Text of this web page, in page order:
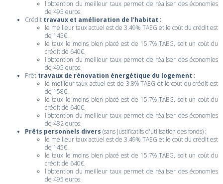
l'obtention du meilleur taux permet de réaliser des économies
de 495 euros.
Crédit travaux et amélioration de l'habitat :
le meilleur taux actuel est de 3.49% TAEG et le coût du crédit est
de 145€.
le taux le moins bien placé est de 15.7% TAEG, soit un coût du
crédit de 640€.
l'obtention du meilleur taux permet de réaliser des économies
de 495 euros.
Prêt travaux de rénovation énergétique du logement :
le meilleur taux actuel est de 3.8% TAEG et le coût du crédit est
de 158€.
le taux le moins bien placé est de 15.7% TAEG, soit un coût du
crédit de 640€.
l'obtention du meilleur taux permet de réaliser des économies
de 482 euros.
Prêts personnels divers (sans justificatifs d'utilisation des fonds) :
le meilleur taux actuel est de 3.49% TAEG et le coût du crédit est
de 145€.
le taux le moins bien placé est de 15.7% TAEG, soit un coût du
crédit de 640€.
l'obtention du meilleur taux permet de réaliser des économies
de 495 euros.